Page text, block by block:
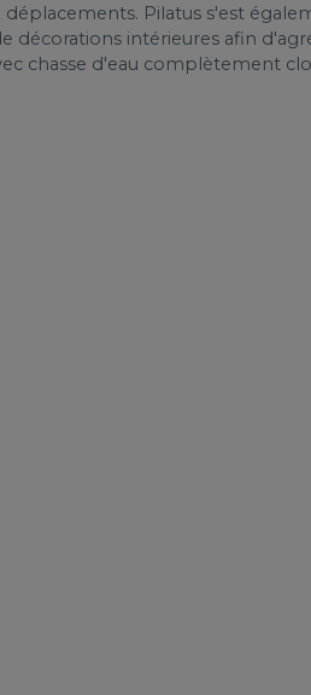
Pilatus s'est
décorations intérieures afin
chasse d'eau complètement